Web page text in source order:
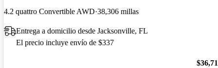
4.2 quattro Convertible AWD 38,306 millas
Entrega a domicilio desde Jacksonville, FL
El precio incluye envío de $337